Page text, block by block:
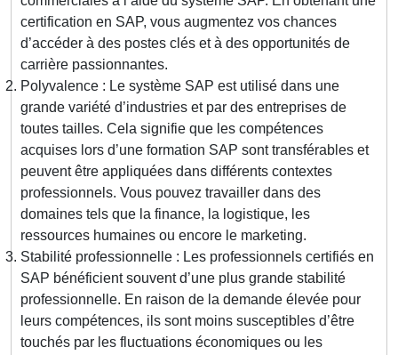
certification en SAP, vous augmentez vos chances
d’accéder à des postes clés et à des opportunités de
carrière passionnantes.
Polyvalence : Le système SAP est utilisé dans une
grande variété d’industries et par des entreprises de
toutes tailles. Cela signifie que les compétences
acquises lors d’une formation SAP sont transférables et
peuvent être appliquées dans différents contextes
professionnels. Vous pouvez travailler dans des
domaines tels que la finance, la logistique, les
ressources humaines ou encore le marketing.
Stabilité professionnelle : Les professionnels certifiés en
SAP bénéficient souvent d’une plus grande stabilité
professionnelle. En raison de la demande élevée pour
leurs compétences, ils sont moins susceptibles d’être
touchés par les fluctuations économiques ou les